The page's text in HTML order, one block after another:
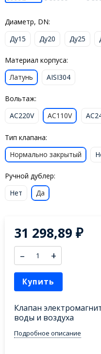
Диаметр, DN:
Ду15
Ду20 Ду25
Материал корпуса:
Латунь
AISI304
Вольтаж:
AC220V
AC110V
Тип клапана:
Нормально закрытый
Ручной дублер:
Нет
Да
31 298,89₽
– +
Купить
Клапан
воды и воздуха
Подробное описание